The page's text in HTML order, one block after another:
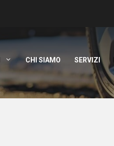
CHI SIAMO SERVIZI